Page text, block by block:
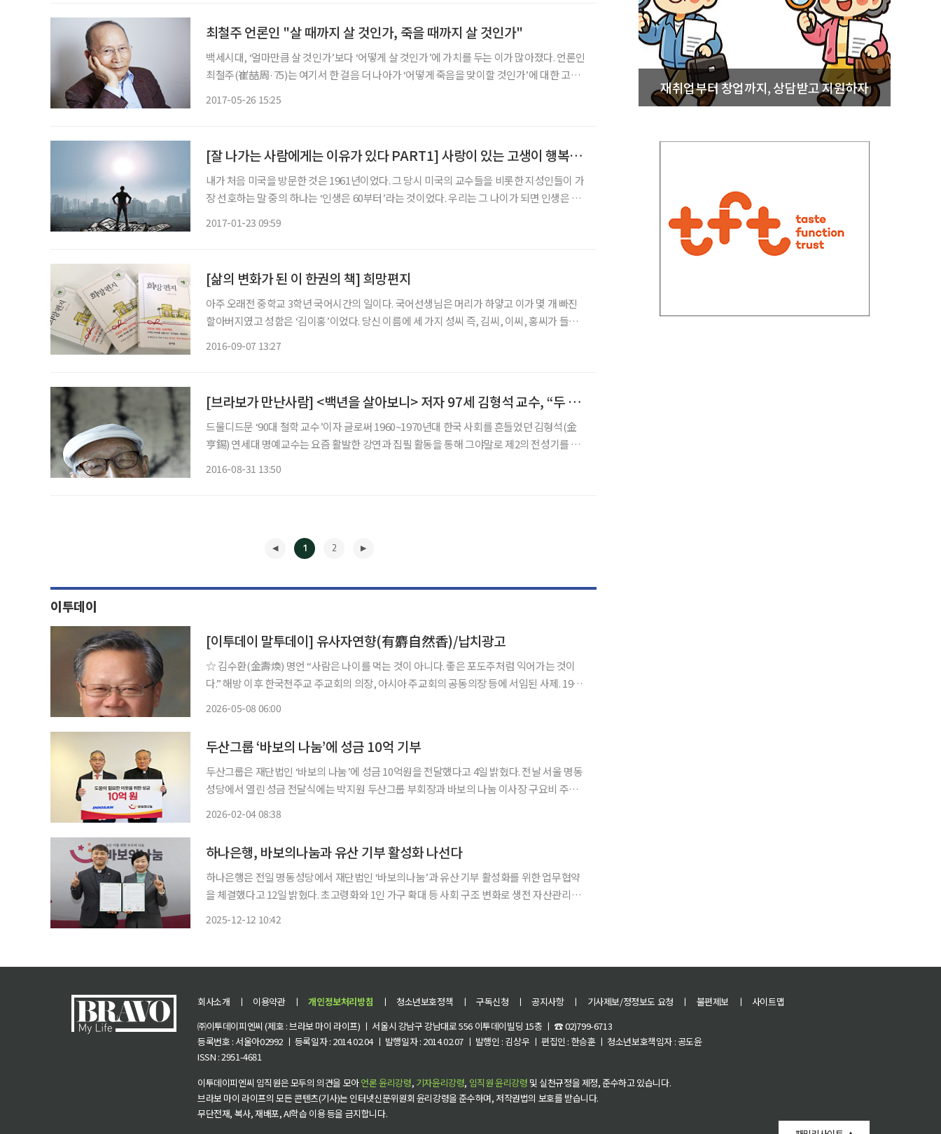
최철주 언론인 "살 때까지 살 것인가, 죽을 때까지 살 것인가"
백세시대, ‘얼마만큼 살 것인가’보다 ‘어떻게 살 것인가’에 가치를 두는 이가 많아졌다. 언론인
최철주(崔喆周·75)는 여기서 한 걸음 더 나아가 ‘어떻게 죽음을 맞이할 것인가’에 대한 고민
2017-05-26 15:25
[잘 나가는 사람에게는 이유가 있다 PART1] 사랑이 있는 고생이 행복임을 깨닫는 사람이 최선의 인생을 산다
내가 처음 미국을 방문한 것은 1961년이었다. 그 당시 미국의 교수들을 비롯한 지성인들이 가
장 선호하는 말 중의 하나는 ‘인생은 60부터’라는 것이었다. 우리는 그 나이가 되면 인생은 끝
2017-01-23 09:59
[삶의 변화가 된 이 한권의 책] 희망편지
아주 오래전 중학교 3학년 국어시간의 일이다. 국어선생님은 머리가 하얗고 이가 몇 개 빠진
할아버지였고 성함은 ‘김이홍’이었다. 당신 이름에 세 가지 성씨 즉, 김씨, 이씨, 홍씨가 들어
2016-09-07 13:27
[브라보가 만난사람] <백년을 살아보니> 저자 97세 김형석 교수, “두 친구가 가고 없는 세상, 텅 빈 것 같다”
드물디드문 ‘90대 철학 교수’이자 글로써 1960~1970년대 한국 사회를 흔들었던 김형석(金
亨錫) 연세대 명예교수는 요즘 활발한 강연과 집필 활동을 통해 그야말로 제2의 전성기를 맞
2016-08-31 13:50
1 2
이투데이
[이투데이 말투데이] 유사자연향(有麝自然香)/납치광고
☆ 김수환(金壽煥) 명언 “사람은 나이를 먹는 것이 아니다. 좋은 포도주처럼 익어가는 것이
다.” 해방 이후 한국천주교 주교회의 의장, 아시아 주교회의 공동의장 등에 서임된 사제. 1966
2026-05-08 06:00
두산그룹 ‘바보의 나눔’에 성금 10억 기부
두산그룹은 재단법인 ‘바보의 나눔’에 성금 10억원을 전달했다고 4일 밝혔다. 전날 서울 명동
성당에서 열린 성금 전달식에는 박지원 두산그룹 부회장과 바보의 나눔 이사장 구요비 주교
2026-02-04 08:38
하나은행, 바보의나눔과 유산 기부 활성화 나선다
하나은행은 전일 명동성당에서 재단법인 ‘바보의나눔’과 유산 기부 활성화를 위한 업무협약
을 체결했다고 12일 밝혔다. 초고령화와 1인 가구 확대 등 사회 구조 변화로 생전 자산관리와
2025-12-12 10:42
재취업부터 창업까지, 상담받고 지원하자
회사소개 ㅣ 이용약관 ㅣ 개인정보처리방침 ㅣ 청소년보호정책 ㅣ 구독신청 ㅣ 공지사항 ㅣ 기사제보/정정보도 요청 ㅣ 불편제보 ㅣ
사이트맵
㈜이투데이피엔씨 (제호 : 브라보 마이 라이프) ㅣ 서울시 강남구 강남대로 556 이투데이빌딩 15층 ㅣ ☎ 02)799-6713
등록번호 : 서울아02992 ㅣ 등록일자 : 2014.02.04 ㅣ 발행일자 : 2014.02.07 ㅣ 발행인 : 김상우 ㅣ 편집인 : 한승훈 ㅣ 청소년보호책임자 : 공도윤
ISSN : 2951-4681
이투데이피엔씨 임직원은 모두의 의견을 모아언론 윤리강령, 기자윤리강령, 임직원 윤리강령 및 실천규정을 제정, 준수하고 있습니다.
브라보 마이 라이프의 모든 콘텐츠(기사)는 인터넷신문위원회 윤리강령을 준수하며, 저작권법의 보호를 받습니다.
무단전재, 복사, 재배포, AI학습 이용 등을 금지합니다.